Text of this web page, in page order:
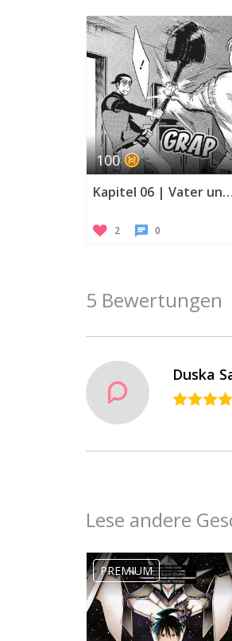
100
Kapitel 06 | Vater und Sohn
2 0
5 Bewertungen
Duska
ihujii
2020-06-
26 15:06
Lese andere
PREMIUM